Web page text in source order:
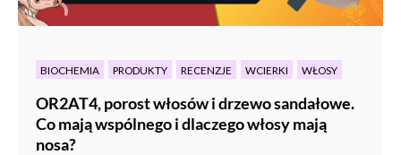
BIOCHEMIA PRODUKTY RECENZJE WCIERKI WŁOSY
OR2AT4, porost włosów i drzewo sandałowe.
Co mają wspólnego i dlaczego włosy mają
nosa?